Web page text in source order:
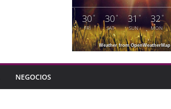
30°
FRI
30°
SAT
31°
SUN
32°
MON
Weather from OpenWeatherMap
NEGOCIOS